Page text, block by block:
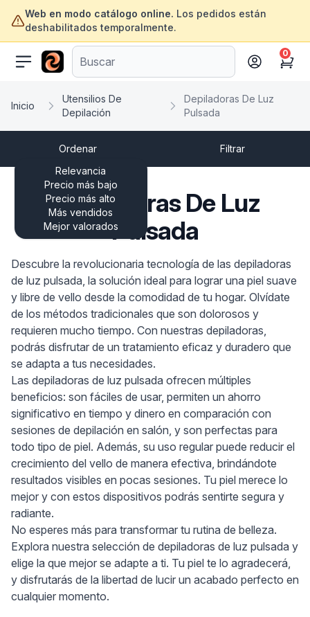
Web en modo catálogo online. Los pedidos están
deshabilitados temporalmente.
ofertasinformatica.com
Cart
0
Inicio
Utensilios De
Depilación
Depiladoras De Luz
Pulsada
Ordenar
Relevancia
Precio más bajo
Precio más alto
Más vendidos
Mejor valorados
Filtrar
Depiladoras De Luz
Pulsada
Descubre la revolucionaria tecnología de las depiladoras
de luz pulsada, la solución ideal para lograr una piel suave
y libre de vello desde la comodidad de tu hogar. Olvídate
de los métodos tradicionales que son dolorosos y
requieren mucho tiempo. Con nuestras depiladoras,
podrás disfrutar de un tratamiento eficaz y duradero que
se adapta a tus necesidades.
Las depiladoras de luz pulsada ofrecen múltiples
beneficios: son fáciles de usar, permiten un ahorro
significativo en tiempo y dinero en comparación con
sesiones de depilación en salón, y son perfectas para
todo tipo de piel. Además, su uso regular puede reducir el
crecimiento del vello de manera efectiva, brindándote
resultados visibles en pocas sesiones. Tu piel merece lo
mejor y con estos dispositivos podrás sentirte segura y
radiante.
No esperes más para transformar tu rutina de belleza.
Explora nuestra selección de depiladoras de luz pulsada y
elige la que mejor se adapte a ti. Tu piel te lo agradecerá,
y disfrutarás de la libertad de lucir un acabado perfecto en
cualquier momento.